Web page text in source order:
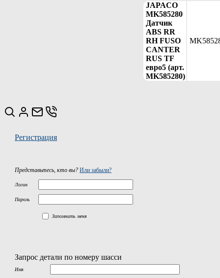
JAPACO
MK585280
Датчик
ABS RR
RH FUSO
CANTER
RUS TF
евро5 (арт.
MK585280)
Регистрация
Представьтесь, кто вы? Или забыли?
Логин
Пароль
Запомнить меня
Запрос детали по номеру шасси
Имя